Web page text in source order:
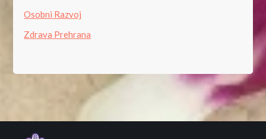
Osobni Razvoj
Zdrava Prehrana